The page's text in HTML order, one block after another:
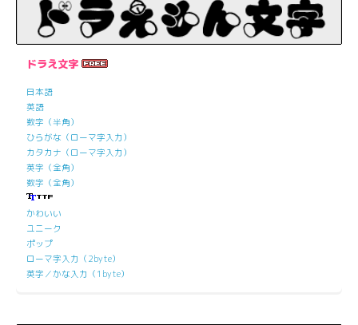
ドラえ文字
日本語
英語
数字（半角）
ひらがな（ローマ字入力）
カタカナ（ローマ字入力）
英字（全角）
数字（全角）
かわいい
ユニーク
ポップ
ローマ字入力（2byte）
英字／かな入力（1byte）